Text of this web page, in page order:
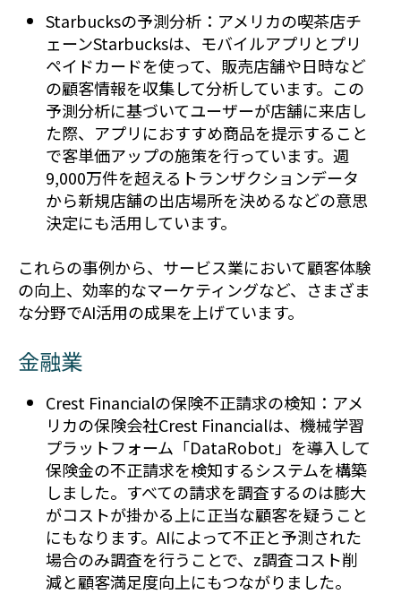
Starbucksの予測分析：アメリカの喫茶店チ
ェーンStarbucksは、モバイルアプリとプリ
ペイドカードを使って、販売店舗や日時など
の顧客情報を収集して分析しています。この
予測分析に基づいてユーザーが店舗に来店し
た際、アプリにおすすめ商品を提示すること
で客単価アップの施策を行っています。週
9,000万件を超えるトランザクションデータ
から新規店舗の出店場所を決めるなどの意思
決定にも活用しています。
これらの事例から、サービス業において顧客体験
の向上、効率的なマーケティングなど、さまざま
な分野でAI活用の成果を上げています。
金融業
Crest Financialの保険不正請求の検知：アメ
リカの保険会社Crest Financialは、機械学習
プラットフォーム「DataRobot」を導入して
保険金の不正請求を検知するシステムを構築
しました。すべての請求を調査するのは膨大
がコストが掛かる上に正当な顧客を疑うこと
にもなります。AIによって不正と予測された
場合のみ調査を行うことで、z調査コスト削
減と顧客満足度向上にもつながりました。